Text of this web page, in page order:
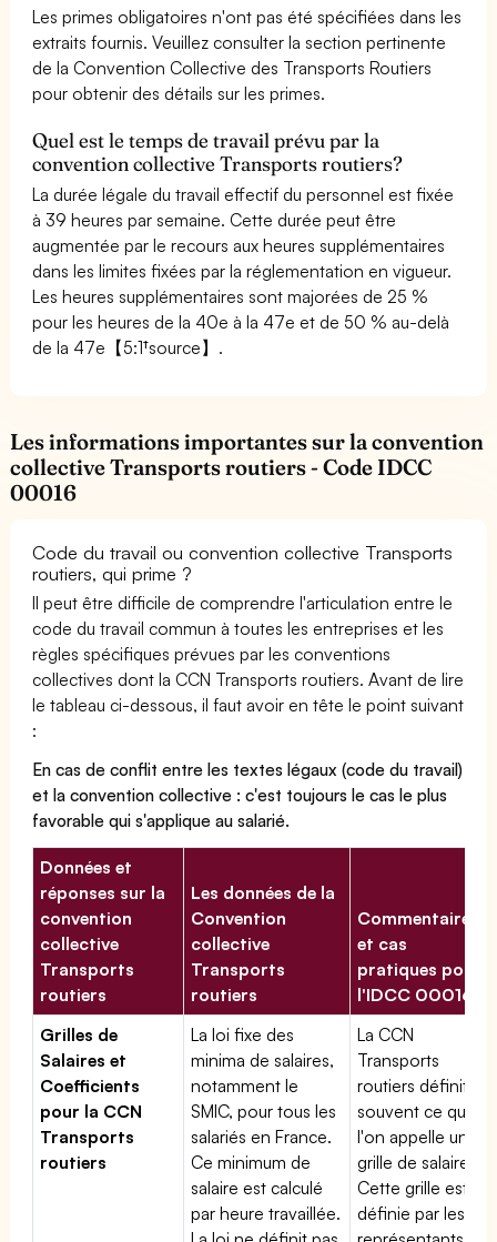
Les primes obligatoires n'ont pas été spécifiées dans les
extraits fournis. Veuillez consulter la section pertinente
de la Convention Collective des Transports Routiers
pour obtenir des détails sur les primes.
Quel est le temps de travail prévu par la
convention collective Transports routiers?
La durée légale du travail effectif du personnel est fixée
à 39 heures par semaine. Cette durée peut être
augmentée par le recours aux heures supplémentaires
dans les limites fixées par la réglementation en vigueur.
Les heures supplémentaires sont majorées de 25 %
pour les heures de la 40e à la 47e et de 50 % au-delà
de la 47e【5:1†source】.
Les informations importantes sur la convention
collective Transports routiers - Code IDCC
00016
Code du travail ou convention collective Transports
routiers, qui prime ?
Il peut être difficile de comprendre l'articulation entre le
code du travail commun à toutes les entreprises et les
règles spécifiques prévues par les conventions
collectives dont la CCN Transports routiers. Avant de lire
le tableau ci-dessous, il faut avoir en tête le point suivant
:
En cas de conflit entre les textes légaux (code du travail)
et la convention collective : c'est toujours le cas le plus
favorable qui s'applique au salarié.
Données et
réponses sur la
convention
collective
Transports
routiers
Les données de la
Convention
collective
Transports
routiers
Commentaires
et cas
pratiques pour
l'IDCC 00016
Grilles de
Salaires et
Coefficients
pour la CCN
Transports
routiers
La loi fixe des
minima de salaires,
notamment le
SMIC, pour tous les
salariés en France.
Ce minimum de
salaire est calculé
par heure travaillée.
La CCN
Transports
routiers définit
souvent ce que
l'on appelle une
grille de salaires.
Cette grille est
définie par les